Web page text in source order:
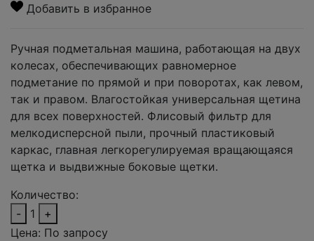
Добавить в избранное
Ручная подметальная машина, работающая на двух
колесах, обеспечивающих равномерное
подметание по прямой и при поворотах, как левом,
так и правом. Влагостойкая универсальная щетина
для всех поверхностей. Флисовый фильтр для
мелкодисперсной пыли, прочный пластиковый
каркас, главная легкорегулируемая вращающаяся
щетка и выдвижные боковые щетки.
Количество:
-
1
+
Цена: По запросу